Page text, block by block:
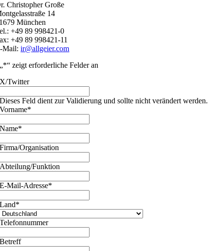
Christopher Große
14
München
+49 89 998421-0
+49 89 998421-11
Mail:ir@allgeier.com
„*“ zeigt erforderliche Felder an
X/Twitter
Dieses Feld dient zur Validierung und sollte nicht verändert werden.
Vorname*
Name*
Firma/Organisation
Abteilung/Funktion
E-Mail-Adresse*
Land*
Telefonnummer
Betreff